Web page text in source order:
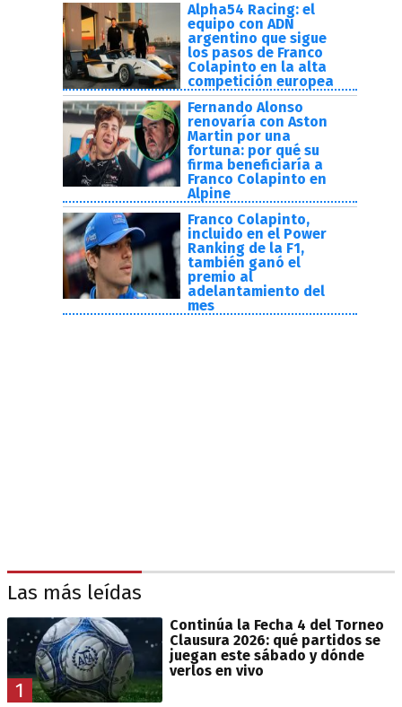
Alpha54 Racing: el
equipo con ADN
argentino que sigue
los pasos de Franco
Colapinto en la alta
competición europea
Fernando Alonso
renovaría con Aston
Martin por una
fortuna: por qué su
firma beneficiaría a
Franco Colapinto en
Alpine
Franco Colapinto,
incluido en el Power
Ranking de la F1,
también ganó el
premio al
adelantamiento del
mes
Las más leídas
1
Continúa la Fecha 4 del Torneo
Clausura 2026: qué partidos se
juegan este sábado y dónde
verlos en vivo